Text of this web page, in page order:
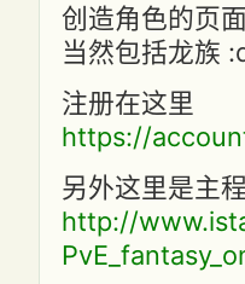
创造角色的页
当然包括龙族
注册在这里
https://
另外这里是主
http://